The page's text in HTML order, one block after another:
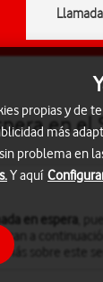
en el
en espera
a
más sobre este
propias y de
más
problema en
Y aquí